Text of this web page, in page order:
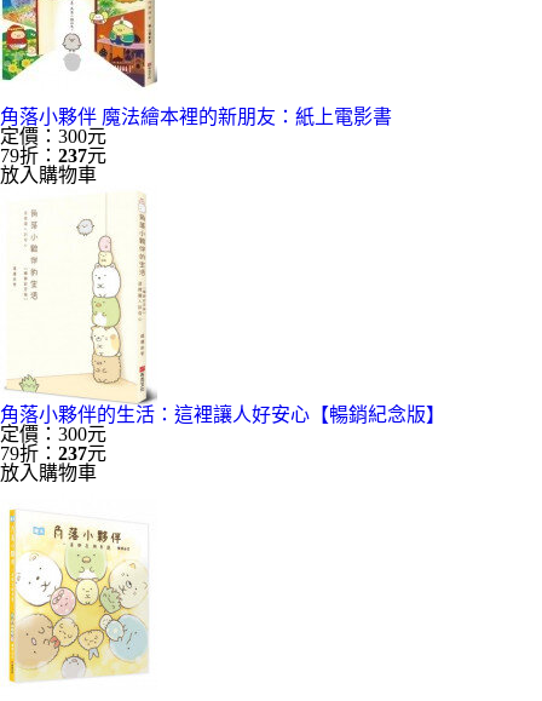
角落小夥伴 魔法繪本裡的新朋友：紙上電影書
定價：300元
79折： 237元
放入購物車
角落小夥伴的生活：這裡讓人好安心【暢銷紀念版】
定價：300元
79折： 237元
放入購物車